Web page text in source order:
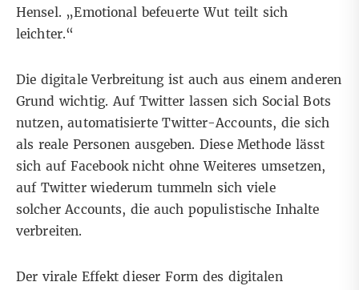
Hensel. „Emotional befeuerte Wut teilt sich
leichter.“
Die digitale Verbreitung ist auch aus einem anderen
Grund wichtig. Auf Twitter lassen sich Social Bots
nutzen, automatisierte Twitter-Accounts, die sich
als reale Personen ausgeben. Diese Methode lässt
sich auf Facebook nicht ohne Weiteres umsetzen,
auf Twitter wiederum tummeln sich viele
solcher Accounts, die auch populistische Inhalte
verbreiten.
Der virale Effekt dieser Form des digitalen